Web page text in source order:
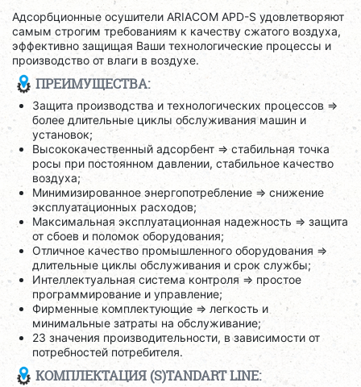
Адсорбционные осушители ARIACOM APD-S удовлетворяют
самым строгим требованиям к качеству сжатого воздуха,
эффективно защищая Ваши технологические процессы и
производство от влаги в воздухе.
ПРЕИМУЩЕСТВА:
Защита производства и технологических процессов =>
более длительные циклы обслуживания машин и
установок;
Высококачественный адсорбент => стабильная точка
росы при постоянном давлении, стабильное качество
воздуха;
Минимизированное энергопотребление => снижение
эксплуатационных расходов;
Максимальная эксплуатационная надежность => защита
от сбоев и поломок оборудования;
Отличное качество промышленного оборудования =>
длительные циклы обслуживания и срок службы;
Интеллектуальная система контроля => простое
программирование и управление;
Фирменные комплектующие => легкость и
минимальные затраты на обслуживание;
23 значения производительности, в зависимости от
потребностей потребителя.
КОМПЛЕКТАЦИЯ (S)TANDART LINE: